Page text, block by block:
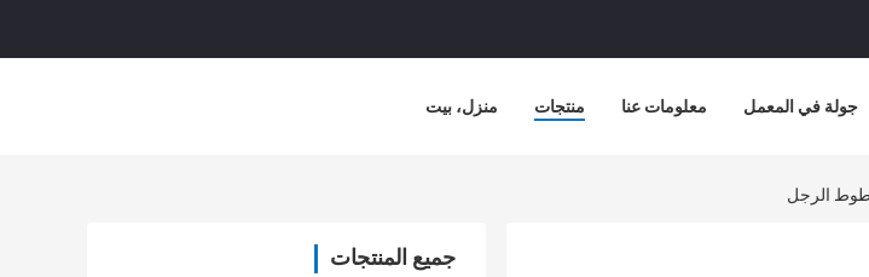
منزل، بيت منتجات معلومات عنا جولة في المعمل
جميع المنتجات